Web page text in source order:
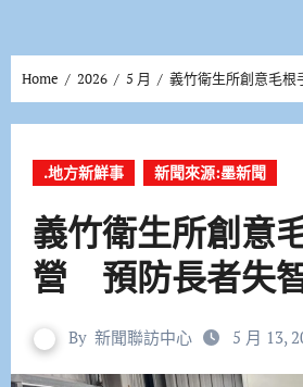
Home 2026 5 月 義竹衛生所創意毛
.地方新鮮事 新聞來源:墨新聞
義竹衛生所創意
營 預防長者失
By 新聞聯訪中心 5 月 13,